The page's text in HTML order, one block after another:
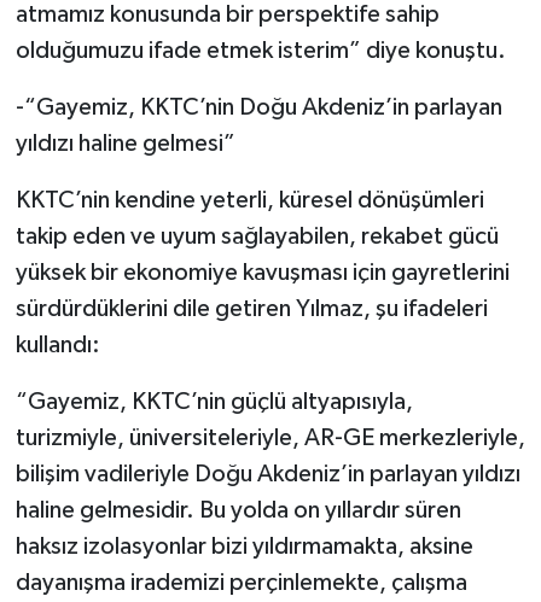
atmamız konusunda bir perspektife sahip
olduğumuzu ifade etmek isterim” diye konuştu.
-“Gayemiz, KKTC’nin Doğu Akdeniz’in parlayan
yıldızı haline gelmesi”
KKTC’nin kendine yeterli, küresel dönüşümleri
takip eden ve uyum sağlayabilen, rekabet gücü
yüksek bir ekonomiye kavuşması için gayretlerini
sürdürdüklerini dile getiren Yılmaz, şu ifadeleri
kullandı:
“Gayemiz, KKTC’nin güçlü altyapısıyla,
turizmiyle, üniversiteleriyle, AR-GE merkezleriyle,
bilişim vadileriyle Doğu Akdeniz’in parlayan yıldızı
haline gelmesidir. Bu yolda on yıllardır süren
haksız izolasyonlar bizi yıldırmamakta, aksine
dayanışma irademizi perçinlemekte, çalışma